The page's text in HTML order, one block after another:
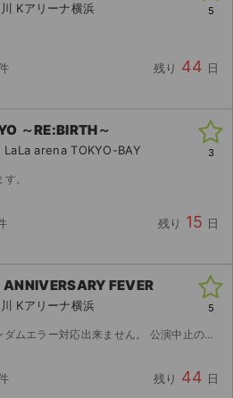
Kアリーナ横浜
残り 44 日
5
～RE:BIRTH～
arena TOKYO-BAY
。
残り 15 日
3
FEVER
Kアリーナ横浜
すがその他の理由での返金には一切応じられませんので改めご了承ください。 アプグレに関してはご購入後、希望が...
残り 44 日
5